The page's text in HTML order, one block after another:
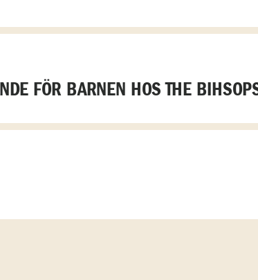
FÖR BARNEN HOS THE